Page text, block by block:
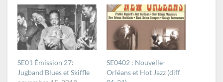
SE01 Émission 27:
Jugband Blues et Skiffle
SE0402 : Nouvelle-
Orléans et Hot Jazz (diff